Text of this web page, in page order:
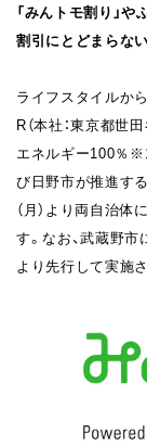
「みんトモ割り」
割引にとどまらな
ライフスタイルか
R（本社：東京都世
エネルギー100％
び日野市が推進す
（月）より両自治
す。なお、武蔵野
より先行して実施